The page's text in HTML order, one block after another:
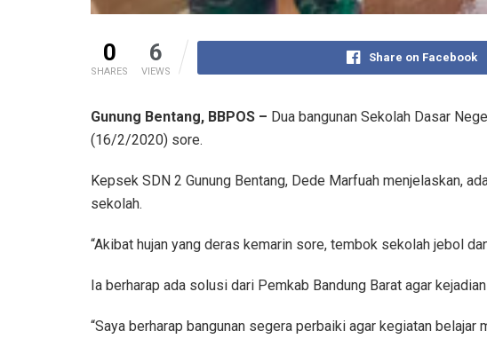
0
SHARES
6
VIEWS
Share on Facebook
Gunung Bentang, BBPOS – Dua bangunan Sekolah Dasar
(16/2/2020) sore.
Kepsek SDN 2 Gunung Bentang, Dede Marfuah menjelaskan,
sekolah.
“Akibat hujan yang deras kemarin sore, tembok sekolah jebol
Ia berharap ada solusi dari Pemkab Bandung Barat agar
“Saya berharap bangunan segera perbaiki agar kegiatan belajar